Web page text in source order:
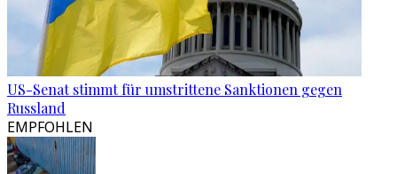
US-Senat stimmt für umstrittene Sanktionen gegen
Russland
EMPFOHLEN